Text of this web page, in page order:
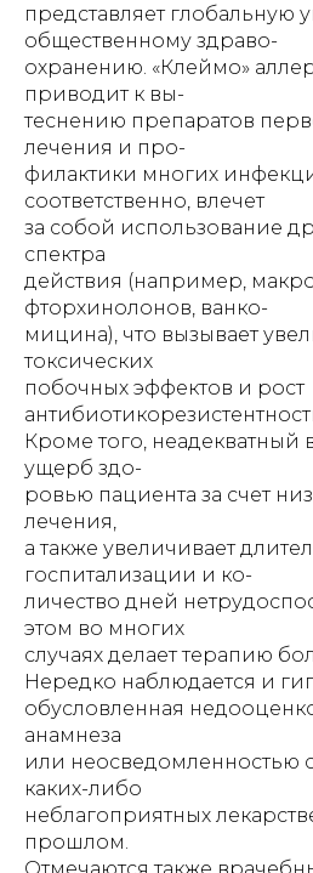
представляет глобальную
общественному здраво-
охранению. «Клеймо»
приводит к вы-
теснению препаратов
лечения и про-
филактики многих
соответственно, влечет
за собой использование
спектра
действия (например,
фторхинолонов, ванко-
мицина), что вызывает
токсических
побочных эффектов и рост
Кроме того,
ущерб здо-
ровью пациента за счет
лечения,
а также увеличивает
госпитализации и ко-
личество дней
этом во многих
случаях делает терапию
Нередко наблюдается и
обусловленная
анамнеза
или неосведомленностью
каких-либо
неблагоприятных
прошлом.